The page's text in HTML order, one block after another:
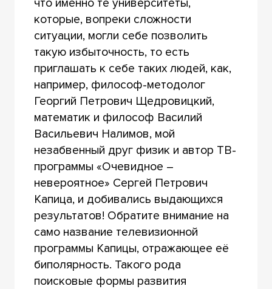
что именно те университеты,
которые, вопреки сложности
ситуации, могли себе позволить
такую избыточность, то есть
приглашать к себе таких людей, как,
например, философ-методолог
Георгий Петрович Щедровицкий,
математик и философ Василий
Васильевич Налимов, мой
незабвенный друг физик и автор ТВ-
программы «Очевидное –
невероятное» Сергей Петрович
Капица, и добивались выдающихся
результатов! Обратите внимание на
само название телевизионной
программы Капицы, отражающее её
биполярность. Такого рода
поисковые формы развития